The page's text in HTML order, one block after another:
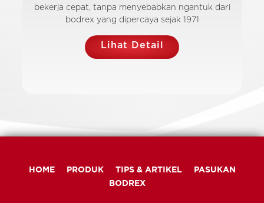
bekerja cepat, tanpa menyebabkan ngantuk dari
bodrex yang dipercaya sejak 1971
Lihat Detail
HOME PRODUK TIPS & ARTIKEL
PASUKAN
BODREX